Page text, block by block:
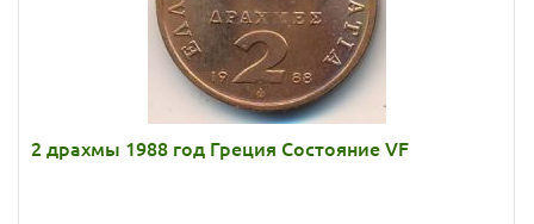
2 драхмы 1988 год Греция Состояние VF